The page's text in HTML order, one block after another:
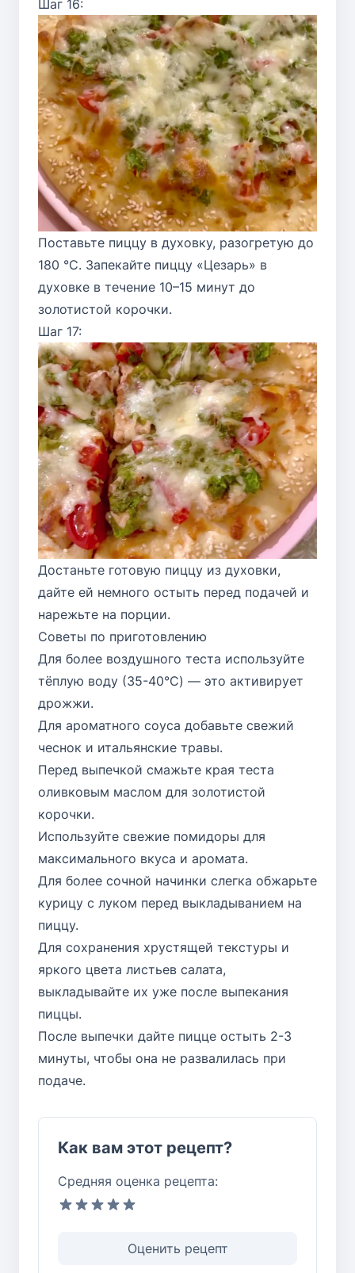
Шаг 16:
Поставьте пиццу в духовку, разогретую до
180 °C. Запекайте пиццу «Цезарь» в
духовке в течение 10–15 минут до
золотистой корочки.
Шаг 17:
Достаньте готовую пиццу из духовки,
дайте ей немного остыть перед подачей и
нарежьте на порции.
Советы по приготовлению
Для более воздушного теста используйте
тёплую воду (35-40°C) — это активирует
дрожжи.
Для ароматного соуса добавьте свежий
чеснок и итальянские травы.
Перед выпечкой смажьте края теста
оливковым маслом для золотистой
корочки.
Используйте свежие помидоры для
максимального вкуса и аромата.
Для более сочной начинки слегка обжарьте
курицу с луком перед выкладыванием на
пиццу.
Для сохранения хрустящей текстуры и
яркого цвета листьев салата,
выкладывайте их уже после выпекания
пиццы.
После выпечки дайте пицце остыть 2-3
минуты, чтобы она не развалилась при
подаче.
Как вам этот рецепт?
Средняя оценка рецепта:
Оценить рецепт